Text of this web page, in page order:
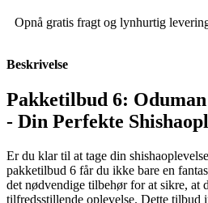
Opnå gratis fragt og lynhurtig
Beskrivelse
Pakketilbud 6:
- Din Perfekte
Er du klar til at tage din
pakketilbud 6 får du ikke bare en
det nødvendige tilbehør for at sikre, at
tilfredsstillende oplevelse. Dette tilbud